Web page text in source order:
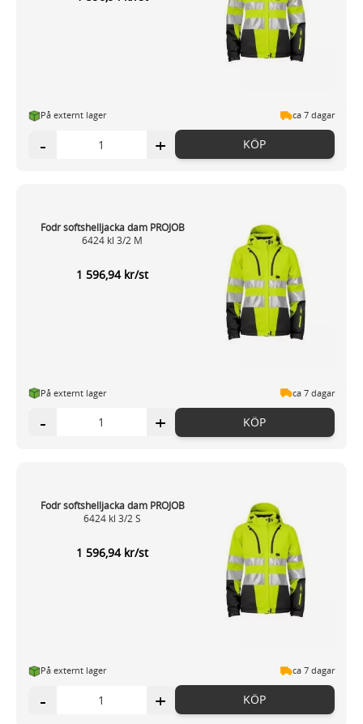
På externt lager ca 7 dagar
- + KÖP
Fodr softshelljacka dam PROJOB
6424 kl 3/2 M
1 596,94 kr/st
På externt lager ca 7 dagar
- + KÖP
Fodr softshelljacka dam PROJOB
6424 kl 3/2 S
1 596,94 kr/st
På externt lager ca 7 dagar
- + KÖP